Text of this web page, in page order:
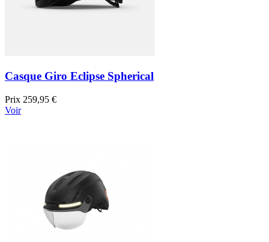
Casque Giro Eclipse Spherical
Prix 259,95 €
Voir